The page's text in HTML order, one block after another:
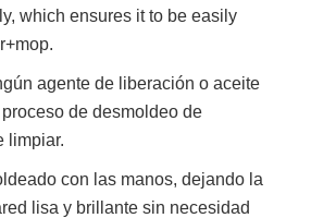
which ensures it to be easily
agente de liberación o aceite
de desmoldeo de
limpiar.
con las manos, dejando la
lisa y brillante sin necesidad